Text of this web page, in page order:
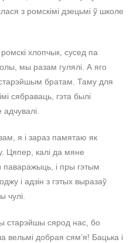
з ромскімі дзецьмі ў школе
хлопчык, сусед па
мы разам гулялі. А яго
братам. Таму для
сябраваць, гэта былі
я і зараз памятаю як
Цяпер, калі да мяне
паваражыць, і пры гэтым
і адзін з гэтых выразаў
чулі.
старэйшы сярод нас, бо
добрая сям’я! Бацька і